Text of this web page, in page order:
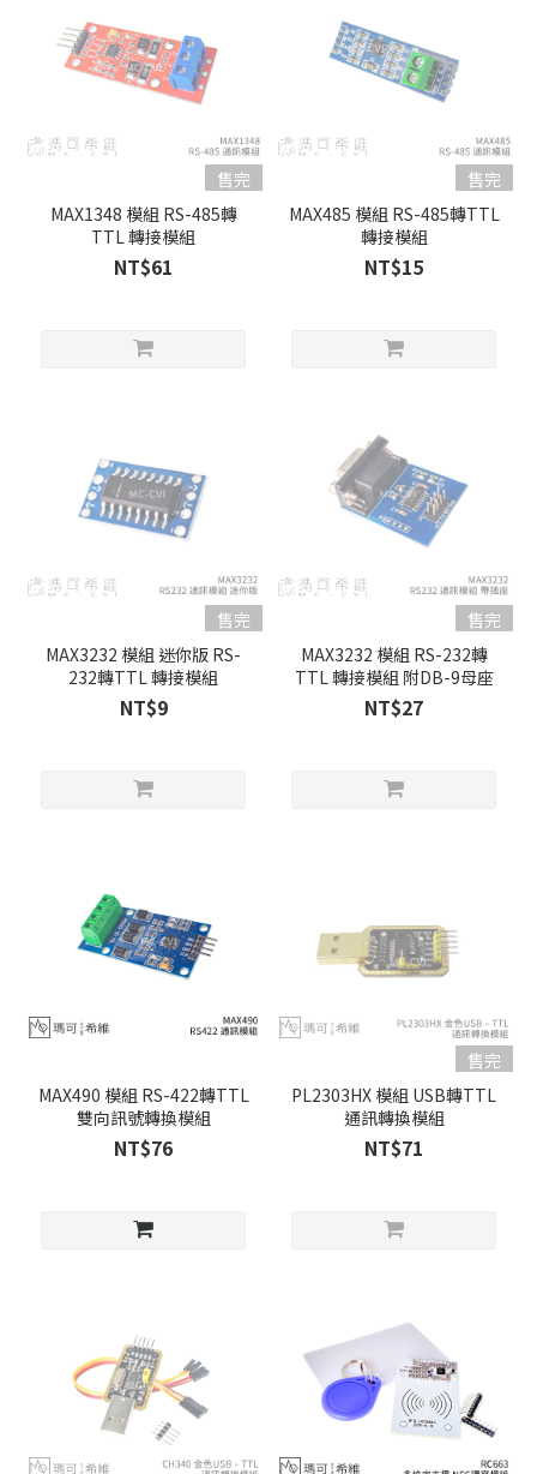
售完
MAX1348 模組 RS-485轉
TTL 轉接模組
NT$61
售完
MAX485 模組 RS-485轉TTL
轉接模組
NT$15
售完
MAX3232 模組 迷你版 RS-
232轉TTL 轉接模組
NT$9
售完
MAX3232 模組 RS-232轉
TTL 轉接模組 附DB-9母座
NT$27
MAX490 模組 RS-422轉TTL
雙向訊號轉換模組
NT$76
售完
PL2303HX 模組 USB轉TTL
通訊轉換模組
NT$71